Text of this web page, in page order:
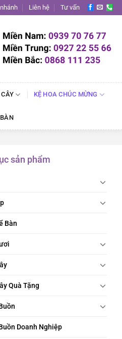
Liên hệ Tư vấn
KỆ HOA CHÚC MỪNG
sản phẩm
Bàn
Quà Tặng
Doanh Nghiệp